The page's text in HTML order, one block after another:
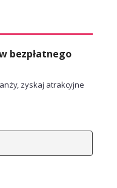
bezpłatnego
zyskaj atrakcyjne